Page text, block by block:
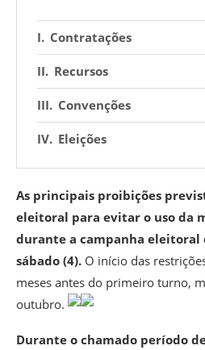
Contratações
Recursos
Convenções
Eleições
As principais proibições
eleitoral para evitar o uso da
durante a campanha eleitoral
sábado (4). O início das
meses antes do primeiro turno,
outubro.
Durante o chamado período